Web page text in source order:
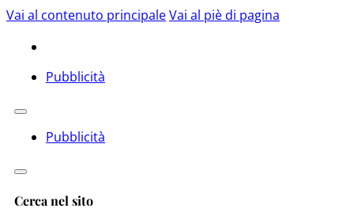
Vai al contenuto principaleVai al piè di pagina
Pubblicità
Pubblicità
Cerca nel sito